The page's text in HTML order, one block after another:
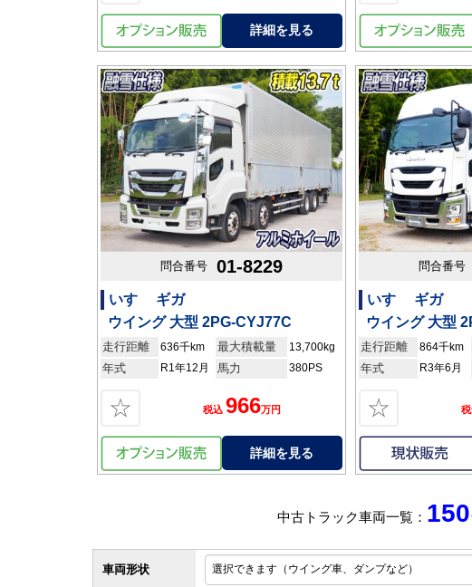
詳細を見る
問合番号 01-8229
いすゞ ギガ
ウイング 大型 2PG-CYJ77C
走行距離 636千km 最大積載量 13,700kg
年式 R1年12月 馬力 380PS
☆ 税込 966万円
詳細を見る
問合番号
いすゞ ギガ
ウイング 大型
走行距離 864千km
年式 R3年6月
☆
中古トラック車両一覧： 150
車両形状